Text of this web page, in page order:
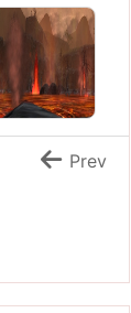
Prev